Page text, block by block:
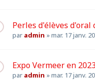
Perles d'élèves
par admin »mar. 17 janv.
Expo Vermeer en
par admin »mar. 17 janv.